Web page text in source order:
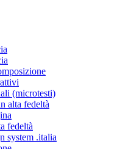
(microtesti)
alta fedeltà
fedeltà
system .italia